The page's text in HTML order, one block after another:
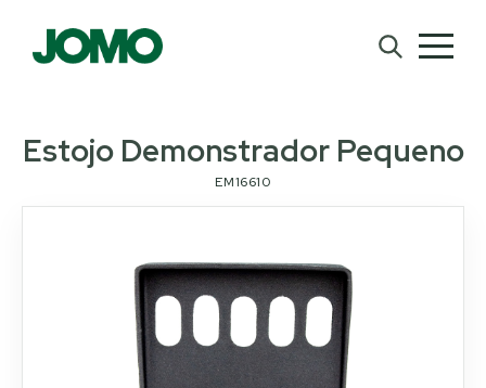
Estojo Demonstrador Pequeno
EM16610